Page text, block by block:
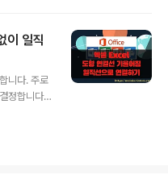
나뉘는지
보기 리본
4개의 페
이지나 하
너비 높이
페이지 안
이 일직
니다. 주로
정합니다.
말 직선인